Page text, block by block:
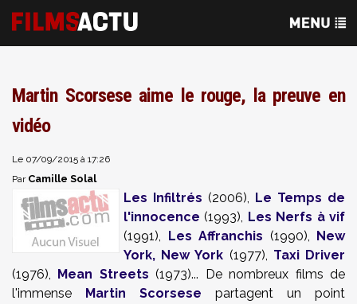
Martin Scorsese aime le rouge, la preuve en
vidéo
Le 07/09/2015 à 17:26
Par Camille Solal
Les Infiltrés (2006), Le Temps de
l'innocence (1993), Les Nerfs à vif
(1991), Les Affranchis (1990), New
York, New York (1977), Taxi Driver
(1976), Mean Streets (1973)... De nombreux films de
l'immense Martin Scorsese partagent un point